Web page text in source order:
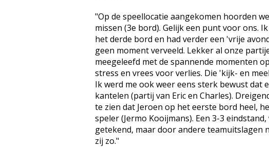
"Op de speellocatie aangekomen hoorden
missen (3e bord). Gelijk een punt voor ons.
het derde bord en had verder een 'vrije
geen moment verveeld. Lekker al onze
meegeleefd met de spannende momenten
stress en vrees voor verlies. Die 'kijk- en
Ik werd me ook weer eens sterk bewust dat
kantelen (partij van Eric en Charles).
te zien dat Jeroen op het eerste bord heel,
speler (Jermo Kooijmans). Een 3-3
getekend, maar door andere teamuitslagen
zij zo."